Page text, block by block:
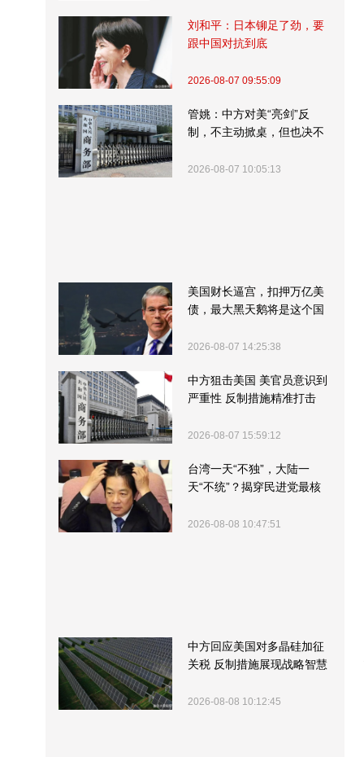
刘和平：日本铆足了劲，要
跟中国对抗到底
2026-08-07 09:55:09
管姚：中方对美“亮剑”反
制，不主动掀桌，但也决不
2026-08-07 10:05:13
美国财长逼宫，扣押万亿美
债，最大黑天鹅将是这个国
2026-08-07 14:25:38
中方狙击美国 美官员意识到
严重性 反制措施精准打击
2026-08-07 15:59:12
台湾一天“不独”，大陆一
天“不统”？揭穿民进党最核
2026-08-08 10:47:51
中方回应美国对多晶硅加征
关税 反制措施展现战略智慧
2026-08-08 10:12:45